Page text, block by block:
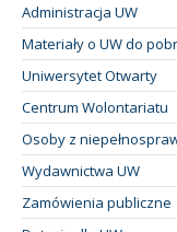
Administracja UW
Materiały o UW do
Uniwersytet Otwarty
Centrum Wolontariatu
Osoby z
Wydawnictwa UW
Zamówienia publiczne